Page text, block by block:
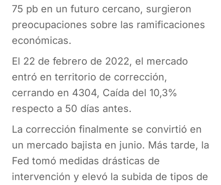
75 pb en un futuro cercano, surgieron
preocupaciones sobre las ramificaciones
económicas.
El 22 de febrero de 2022, el mercado
entró en territorio de corrección,
cerrando en 4304, Caída del 10,3%
respecto a 50 días antes.
La corrección finalmente se convirtió en
un mercado bajista en junio. Más tarde, la
Fed tomó medidas drásticas de
intervención y elevó la subida de tipos de